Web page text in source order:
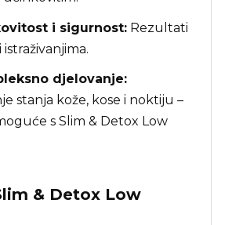
i sigurnost: Rezultati
djelovanje:
stanja kože, kose i noktiju –
s Slim & Detox Low
& Detox Low